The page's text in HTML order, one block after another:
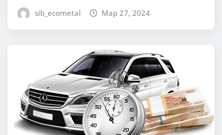
sib_ecometal Мар 27, 2024